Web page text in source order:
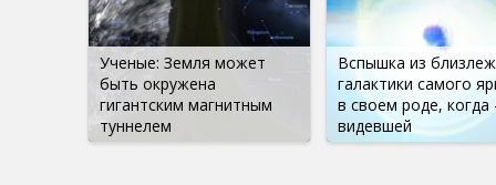
Ученые: Земля может
быть окружена
гигантским магнитным
туннелем
Вспышка из
галактики самого
в своем роде, когда
видевшей